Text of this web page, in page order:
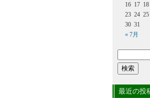
« 7月
16 17 18
23 24 25
30 31
最近の投